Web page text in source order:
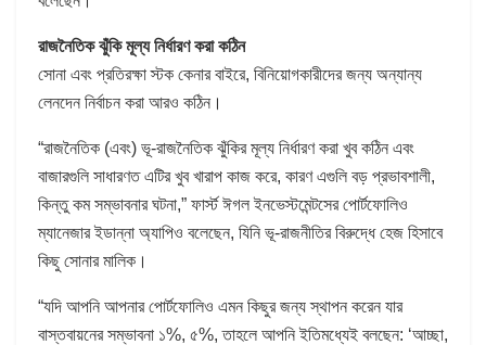
রাজনৈতিক ঝুঁকি মূল্য নির্ধারণ করা কঠিন
সোনা এবং প্রতিরক্ষা স্টক কেনার বাইরে, বিনিয়োগকারীদের জন্য অন্যান্য
লেনদেন নির্বাচন করা আরও কঠিন।
“রাজনৈতিক (এবং) ভূ-রাজনৈতিক ঝুঁকির মূল্য নির্ধারণ করা খুব কঠিন এবং
বাজারগুলি সাধারণত এটির খুব খারাপ কাজ করে, কারণ এগুলি বড় প্রভাবশালী,
কিন্তু কম সম্ভাবনার ঘটনা,” ফার্স্ট ঈগল ইনভেস্টমেন্টসের পোর্টফোলিও
ম্যানেজার ইডান্না অ্যাপিও বলেছেন, যিনি ভূ-রাজনীতির বিরুদ্ধে হেজ হিসাবে
কিছু সোনার মালিক।
“যদি আপনি আপনার পোর্টফোলিও এমন কিছুর জন্য স্থাপন করেন যার
বাস্তবায়নের সম্ভাবনা ১%, ৫%, তাহলে আপনি ইতিমধ্যেই বলছেন: ‘আচ্ছা,